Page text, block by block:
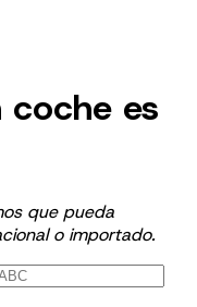
coche es
que pueda
o importado.